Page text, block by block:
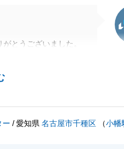
とうございました。
さい。
ー / 愛知県名古屋市千種区 （小幡